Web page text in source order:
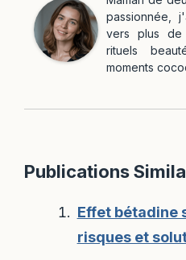
passionnée,
vers plus de
rituels
moments
Publications
Effet bétadine
risques et